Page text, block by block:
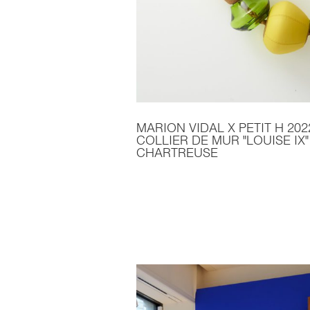
MARION VIDAL X PETIT H
COLLIER DE MUR "LOUISE IX"
CHARTREUSE